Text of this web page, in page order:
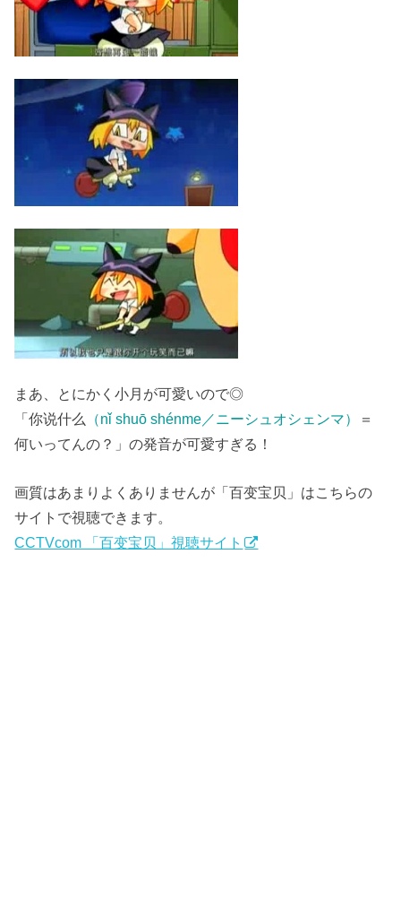
まあ、とにかく小月が可愛いので◎
「你说什么
（nǐ shuō shénme／ニーシュオシェンマ）
＝
何いってんの？」の発音が可愛すぎる！
画質はあまりよくありませんが「百变宝贝」はこちらの
サイトで視聴できます。
CCTVcom 「百变宝贝」視聴サイト